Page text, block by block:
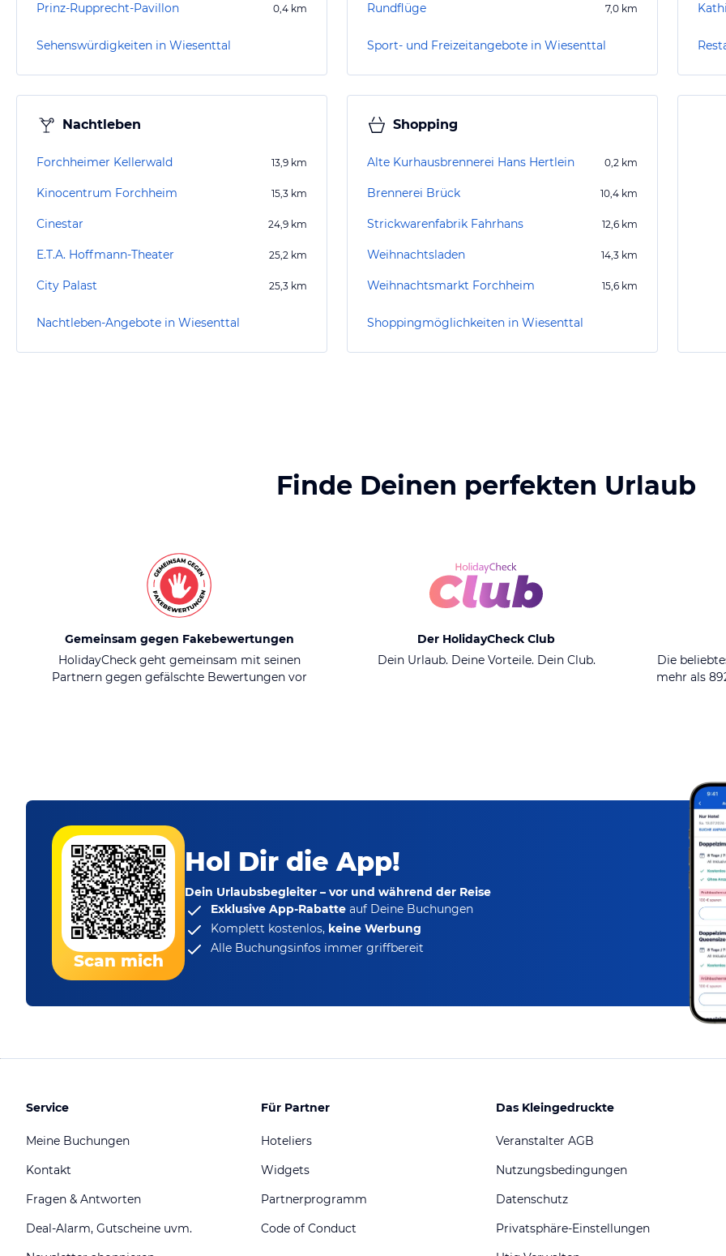
Prinz-Rupprecht-Pavillon 0,4 km
Sehenswürdigkeiten in Wiesenttal
Rundflüge 7,0 km
Sport- und Freizeitangebote in Wiesenttal
Nachtleben
Forchheimer Kellerwald 13,9 km
Kinocentrum Forchheim 15,3 km
Cinestar 24,9 km
E.T.A. Hoffmann-Theater 25,2 km
City Palast 25,3 km
Nachtleben-Angebote in Wiesenttal
Shopping
Alte Kurhausbrennerei Hans Hertlein 0,2 km
Brennerei Brück 10,4 km
Strickwarenfabrik Fahrhans 12,6 km
Weihnachtsladen 14,3 km
Weihnachtsmarkt Forchheim 15,6 km
Shoppingmöglichkeiten in Wiesenttal
Finde Deinen perfekten Urlaub
Gemeinsam gegen Fakebewertungen
HolidayCheck geht gemeinsam mit seinen
Partnern gegen gefälschte Bewertungen vor
Der HolidayCheck Club
Dein Urlaub. Deine Vorteile. Dein Club.
Die
mehr als
Scan mich
Hol Dir die App!
Dein Urlaubsbegleiter – vor und während der Reise
Exklusive App-Rabatte auf Deine Buchungen
Komplett kostenlos, keine Werbung
Alle Buchungsinfos immer griffbereit
Service
Meine Buchungen
Kontakt
Fragen & Antworten
Deal-Alarm, Gutscheine uvm.
Für Partner
Hoteliers
Widgets
Partnerprogramm
Code of Conduct
Das Kleingedruckte
Veranstalter AGB
Nutzungsbedingungen
Datenschutz
Privatsphäre-Einstellungen